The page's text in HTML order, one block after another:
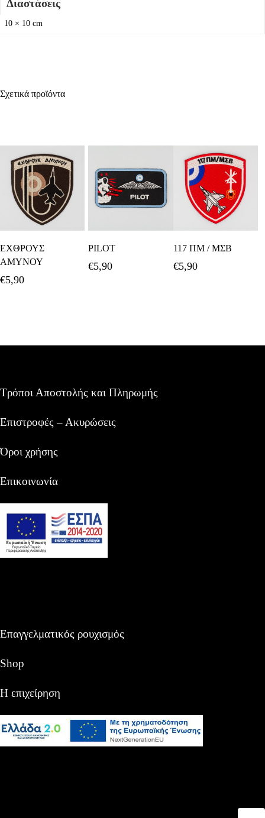
Διαστάσεις
10 × 10 cm
Σχετικά προϊόντα
Καλάθι
ΕΧΘΡΟΥΣ
ΑΜΥΝΟΥ
€5,90
PILOT
€5,90
117 ΠΜ / ΜΣΒ
€5,90
Τρόποι Αποστολής και Πληρωμής
Επιστροφές – Ακυρώσεις
Όροι χρήσης
Επικοινωνία
Επαγγελματικός ρουχισμός
Shop
Η επιχείρηση